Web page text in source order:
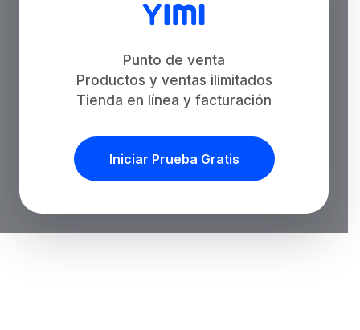
Punto de venta
Productos y ventas ilimitados
Tienda en línea y facturación
Iniciar Prueba Gratis